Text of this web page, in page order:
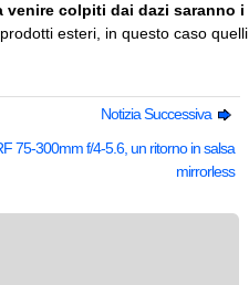
venire colpiti dai dazi saranno i
esteri, in questo caso quelli
Notizia Successiva
75-300mm f/4-5.6, un ritorno in salsa
mirrorless